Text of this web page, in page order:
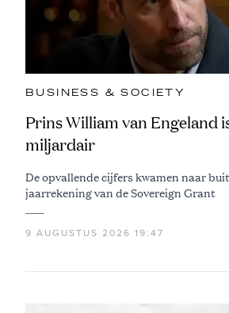
BUSINESS & SOCIETY
Prins William van Engeland
miljardair
De opvallende cijfers kwamen naar
jaarrekening van de Sovereign Grant
9 AUGUSTUS 2026 19:47